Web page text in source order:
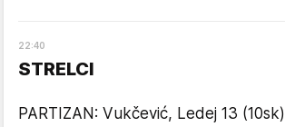
22:40
STRELCI
PARTIZAN: Vukčević, Ledej 13